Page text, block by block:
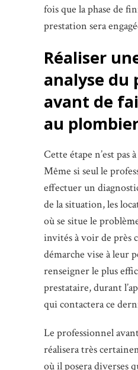
fois que la phase de
prestation sera
Réaliser
analyse du
avant de
au
Cette étape n’est pas
Même si seul le
effectuer un
de la situation, les
où se situe le
invités à voir de près
démarche vise à leur
renseigner le plus
prestataire, durant
qui contactera ce
Le professionnel
réalisera très
où il posera diverses